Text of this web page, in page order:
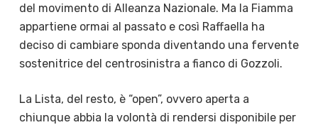
del movimento di Alleanza Nazionale. Ma la Fiamma
appartiene ormai al passato e così Raffaella ha
deciso di cambiare sponda diventando una fervente
sostenitrice del centrosinistra a fianco di Gozzoli.
La Lista, del resto, è “open”, ovvero aperta a
chiunque abbia la volontà di rendersi disponibile per